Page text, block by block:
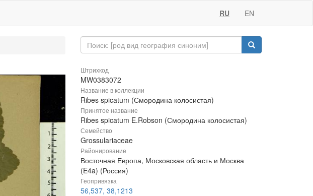
RU EN
Штрихкод
MW0383072
Название в коллекции
Ribes spicatum (Смородина колосистая)
Принятое название
Ribes spicatum E.Robson (Смородина колосистая)
Семейство
Grossulariaceae
Районирование
Восточная Европа, Московская область и Москва
(E4a) (Россия)
Геопривязка
56,537, 38,1213